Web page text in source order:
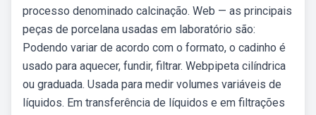
processo denominado calcinação. Web — as principais
peças de porcelana usadas em laboratório são:
Podendo variar de acordo com o formato, o cadinho é
usado para aquecer, fundir, filtrar. Webpipeta cilíndrica
ou graduada. Usada para medir volumes variáveis de
líquidos. Em transferência de líquidos e em filtrações